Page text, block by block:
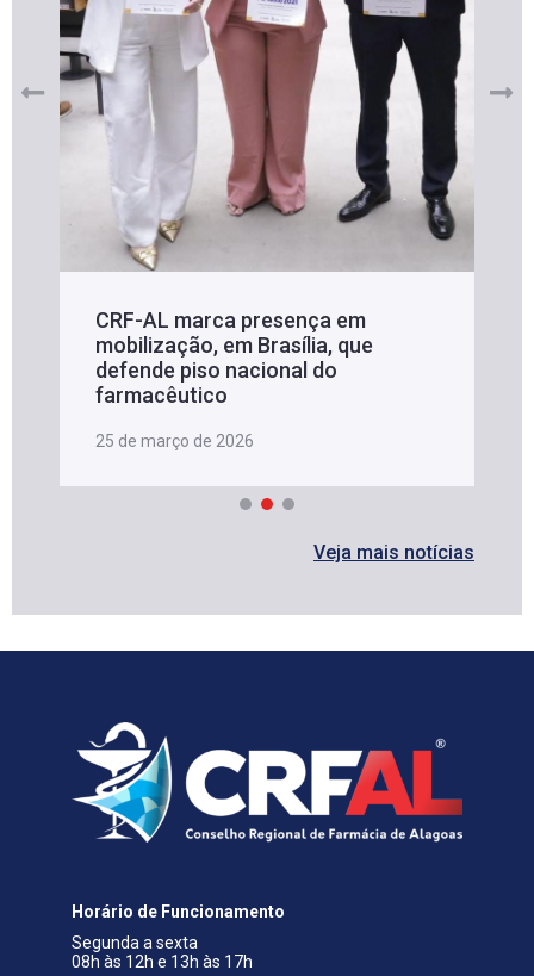
CRF-AL marca presença em
mobilização, em Brasília, que
defende piso nacional do
farmacêutico
25 de março de 2026
Veja mais notícias
Horário de Funcionamento
Segunda a sexta
08h às 12h e 13h às 17h